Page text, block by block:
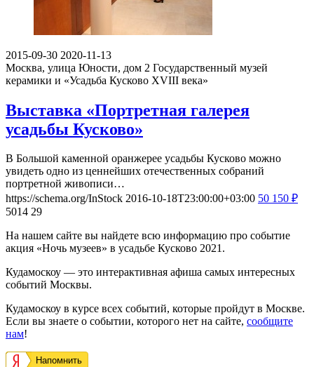
2015-09-30 2020-11-13
Москва, улица Юности, дом 2 Государственный музей
керамики и «Усадьба Кусково XVIII века»
Выставка «Портретная галерея
усадьбы Кусково»
В Большой каменной оранжерее усадьбы Кусково можно
увидеть одно из ценнейших отечественных собраний
портретной живописи…
https://schema.org/InStock 2016-10-18T23:00:00+03:00 50 150 ₽
5014 29
На нашем сайте вы найдете всю информацию про событие
акция «Ночь музеев» в усадьбе Кусково 2021.
Кудамоскоу — это интерактивная афиша самых интересных
событий Москвы.
Кудамоскоу в курсе всех событий, которые пройдут в Москве.
Если вы знаете о событии, которого нет на сайте, сообщите
нам!
Напомнить